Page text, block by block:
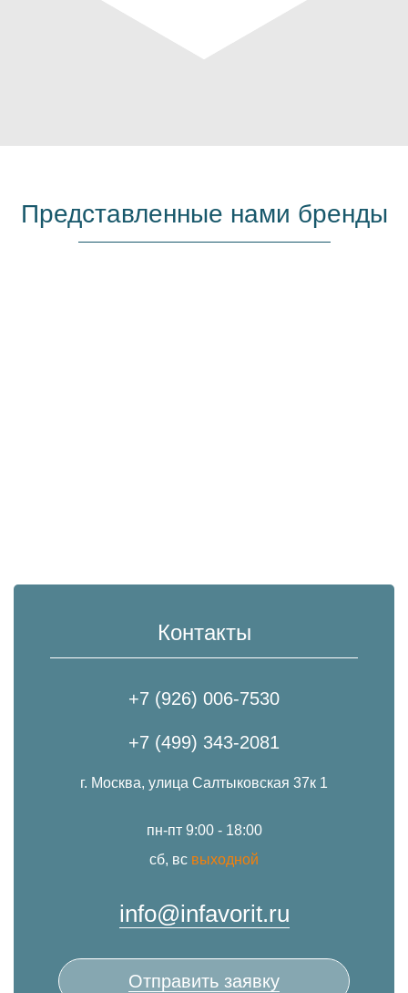
Представленные нами бренды
Контакты
+7 (926) 006-7530
+7 (499) 343-2081
г. Москва, улица Салтыковская 37к 1
пн-пт 9:00 - 18:00
сб, вс выходной
info@infavorit.ru
Отправить заявку